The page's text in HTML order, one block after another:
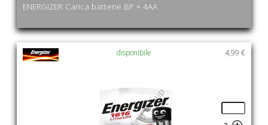
ENERGIZER Carica batterie BP + 4AA
4,99 €
disponibile